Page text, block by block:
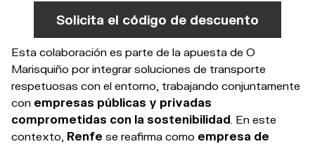
Solicita el código de descuento
Esta colaboración es parte de la apuesta de O
Marisquiño por integrar soluciones de transporte
respetuosas con el entorno, trabajando conjuntamente
con empresas públicas y privadas
comprometidas con la sostenibilidad . En este
contexto, Renfe se reafirma como empresa de